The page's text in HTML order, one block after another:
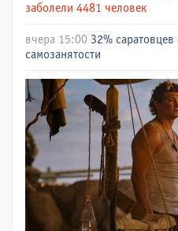
заболели 4481 человек
вчера 15:00 32%
самозанятости